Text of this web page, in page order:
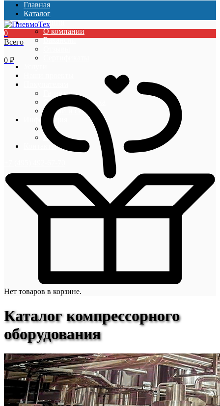
Главная
Каталог
О компании
О компании
Вакансии
Гарантии
Оплата и доставка
Акции и скидки
Информация
Блог
Новости
Контакты
0
Всего
0 ₽
Нет товаров в корзине.
Каталог компрессорного
оборудования